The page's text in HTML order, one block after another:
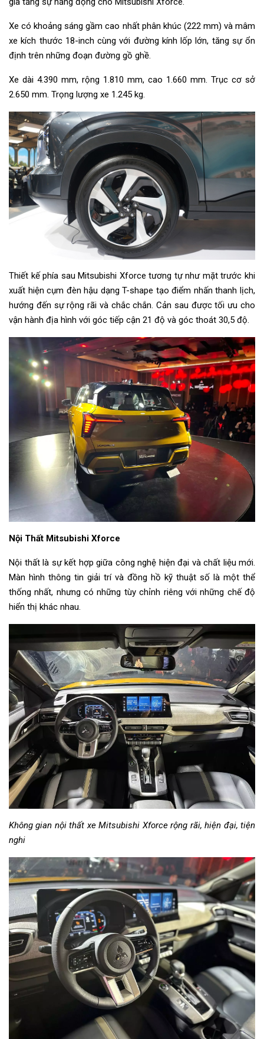
Xe có khoảng sáng gầm cao nhất phân khúc (222 mm) và mâm
xe kích thước 18-inch cùng với đường kính lốp lớn, tăng sự ổn
định trên những đoạn đường gồ ghề.
Xe dài 4.390 mm, rộng 1.810 mm, cao 1.660 mm. Trục cơ sở
2.650 mm. Trọng lượng xe 1.245 kg.
Thiết kế phía sau Mitsubishi Xforce tương tự như mặt trước khi
xuất hiện cụm đèn hậu dạng T-shape tạo điểm nhấn thanh lịch,
hướng đến sự rộng rãi và chắc chắn. Cản sau được tối ưu cho
vận hành địa hình với góc tiếp cận 21 độ và góc thoát 30,5 độ.
Nội Thất Mitsubishi Xforce
Nội thất là sự kết hợp giữa công nghệ hiện đại và chất liệu mới.
Màn hình thông tin giải trí và đồng hồ kỹ thuật số là một thể
thống nhất, nhưng có những tùy chỉnh riêng với những chế độ
hiển thị khác nhau.
Không gian nội thất xe Mitsubishi Xforce rộng rãi, hiện đại, tiện
nghi